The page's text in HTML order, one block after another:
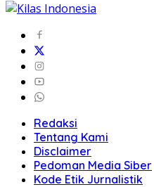
Redaksi
Tentang Kami
Disclaimer
Pedoman Media Siber
Kode Etik Jurnalistik